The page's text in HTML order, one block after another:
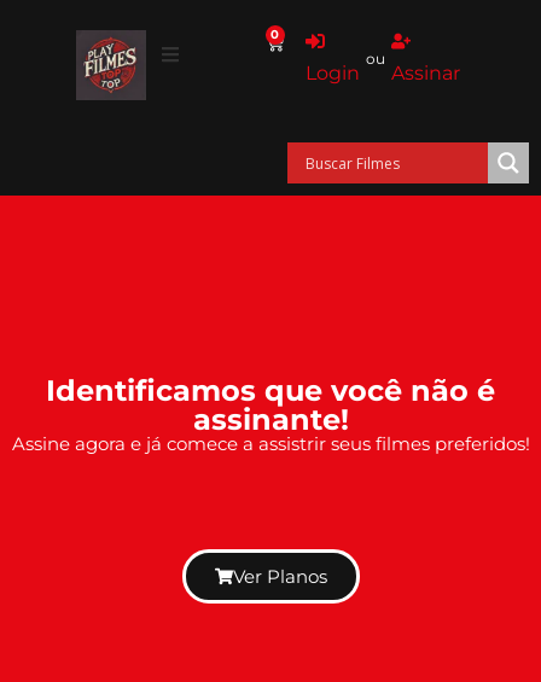
0
Login
ou
Assinar
Identificamos que você não é
assinante!
Assine agora e já comece a assistrir seus filmes preferidos!
Ver Planos